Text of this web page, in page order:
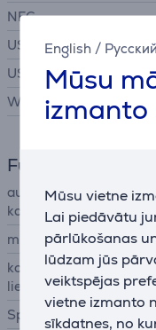
English / Русский
Mūsu
izmanto
Mūsu vietne
Lai piedāvātu
pārlūkošanas
lūdzam jūs
veiktspējas
vietne izmanto
sīkdatnes, no
NFC
USB-A
USB-C
WiFi
Funkcijas
automātiska skaļruņu
kalibrācija
mikrofons
konfigurēšana
lietotni
Spotify Connect